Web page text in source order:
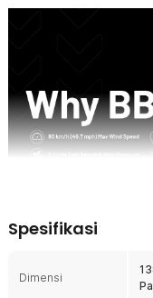
Nikmati kemudahan
2.7 kPa. Mampu
sehingga memungkinkan
Spesifikasi
Dimensi